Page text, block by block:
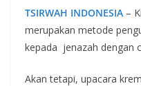
TSIRWAH INDONESIA –
merupakan metode
kepada jenazah dengan
Akan tetapi, upacara